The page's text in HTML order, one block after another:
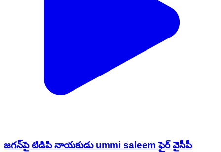
జగన్‌పై టిడిపి నాయకుడు ummi saleem ఫైర్ వైసీపీ